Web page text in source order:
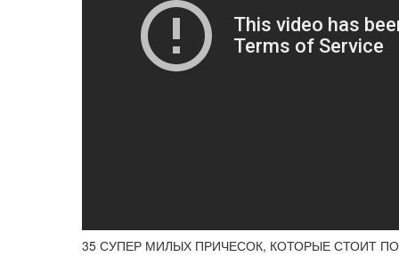
35 СУПЕР МИЛЫХ ПРИЧЕСОК, КОТОРЫЕ СТОИТ